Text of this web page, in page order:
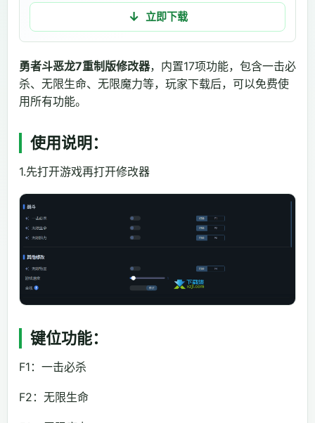
立即下载
勇者斗恶龙7重制版修改器，内置17项功能，包含一击必
杀、无限生命、无限魔力等，玩家下载后，可以免费使
用所有功能。
使用说明：
1.先打开游戏再打开修改器
键位功能：
F1：一击必杀
F2：无限生命